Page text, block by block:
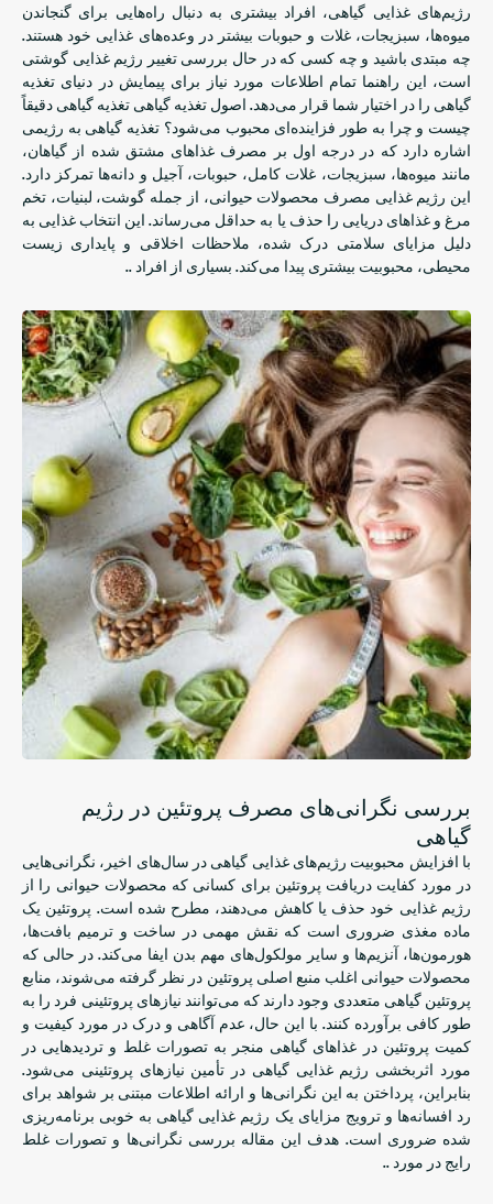
رژیم‌های غذایی گیاهی، افراد بیشتری به دنبال راه‌هایی برای گنجاندن
میوه‌ها، سبزیجات، غلات و حبوبات بیشتر در وعده‌های غذایی خود هستند.
چه مبتدی باشید و چه کسی که در حال بررسی تغییر رژیم غذایی گوشتی
است، این راهنما تمام اطلاعات مورد نیاز برای پیمایش در دنیای تغذیه
گیاهی را در اختیار شما قرار می‌دهد. اصول تغذیه گیاهی تغذیه گیاهی دقیقاً
چیست و چرا به طور فزاینده‌ای محبوب می‌شود؟ تغذیه گیاهی به رژیمی
اشاره دارد که در درجه اول بر مصرف غذاهای مشتق شده از گیاهان،
مانند میوه‌ها، سبزیجات، غلات کامل، حبوبات، آجیل و دانه‌ها تمرکز دارد.
این رژیم غذایی مصرف محصولات حیوانی، از جمله گوشت، لبنیات، تخم
مرغ و غذاهای دریایی را حذف یا به حداقل می‌رساند. این انتخاب غذایی به
دلیل مزایای سلامتی درک شده، ملاحظات اخلاقی و پایداری زیست
محیطی، محبوبیت بیشتری پیدا می‌کند. بسیاری از افراد ..
بررسی نگرانی‌های مصرف پروتئین در رژیم
گیاهی
با افزایش محبوبیت رژیم‌های غذایی گیاهی در سال‌های اخیر، نگرانی‌هایی
در مورد کفایت دریافت پروتئین برای کسانی که محصولات حیوانی را از
رژیم غذایی خود حذف یا کاهش می‌دهند، مطرح شده است. پروتئین یک
ماده مغذی ضروری است که نقش مهمی در ساخت و ترمیم بافت‌ها،
هورمون‌ها، آنزیم‌ها و سایر مولکول‌های مهم بدن ایفا می‌کند. در حالی که
محصولات حیوانی اغلب منبع اصلی پروتئین در نظر گرفته می‌شوند، منابع
پروتئین گیاهی متعددی وجود دارند که می‌توانند نیازهای پروتئینی فرد را به
طور کافی برآورده کنند. با این حال، عدم آگاهی و درک در مورد کیفیت و
کمیت پروتئین در غذاهای گیاهی منجر به تصورات غلط و تردیدهایی در
مورد اثربخشی رژیم غذایی گیاهی در تأمین نیازهای پروتئینی می‌شود.
بنابراین، پرداختن به این نگرانی‌ها و ارائه اطلاعات مبتنی بر شواهد برای
رد افسانه‌ها و ترویج مزایای یک رژیم غذایی گیاهی به خوبی برنامه‌ریزی
شده ضروری است. هدف این مقاله بررسی نگرانی‌ها و تصورات غلط
رایج در مورد ..